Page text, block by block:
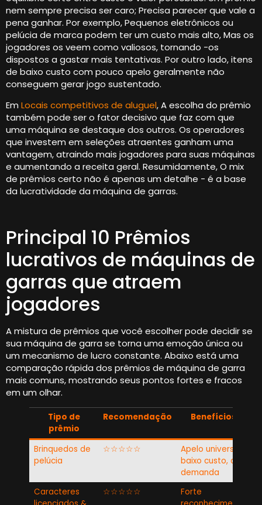
nem sempre precisa ser caro; Precisa parecer que vale a
pena ganhar. Por exemplo, Pequenos eletrônicos ou
pelúcia de marca podem ter um custo mais alto, Mas os
jogadores os veem como valiosos, tornando -os
dispostos a gastar mais tentativas. Por outro lado, itens
de baixo custo com pouco apelo geralmente não
conseguem gerar jogo sustentado.
Em Locais competitivos de aluguel, A escolha do prêmio
também pode ser o fator decisivo que faz com que
uma máquina se destaque dos outros. Os operadores
que investem em seleções atraentes ganham uma
vantagem, atraindo mais jogadores para suas máquinas
e aumentando a receita geral. Resumidamente, O mix
de prêmios certo não é apenas um detalhe - é a base
da lucratividade da máquina de garras.
Principal 10 Prêmios
lucrativos de máquinas de
garras que atraem
jogadores
A mistura de prêmios que você escolher pode decidir se
sua máquina de garra se torna uma emoção única ou
um mecanismo de lucro constante. Abaixo está uma
comparação rápida dos prêmios de máquina de garra
mais comuns, mostrando seus pontos fortes e fracos
em um olhar.
Tipo de
prêmio
Recomendação Benefícios
Brinquedos de
pelúcia
☆☆☆☆☆
Apelo universal,
baixo custo, alta
demanda
Caracteres
☆☆☆☆☆
Forte